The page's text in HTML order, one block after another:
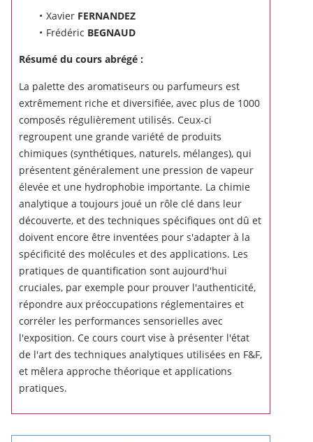
Xavier FERNANDEZ
Frédéric BEGNAUD
Résumé du cours abrégé :
La palette des aromatiseurs ou parfumeurs est
extrêmement riche et diversifiée, avec plus de 1000
composés régulièrement utilisés. Ceux-ci
regroupent une grande variété de produits
chimiques (synthétiques, naturels, mélanges), qui
présentent généralement une pression de vapeur
élevée et une hydrophobie importante. La chimie
analytique a toujours joué un rôle clé dans leur
découverte, et des techniques spécifiques ont dû et
doivent encore être inventées pour s'adapter à la
spécificité des molécules et des applications. Les
pratiques de quantification sont aujourd'hui
cruciales, par exemple pour prouver l'authenticité,
répondre aux préoccupations réglementaires et
corréler les performances sensorielles avec
l'exposition. Ce cours court vise à présenter l'état
de l'art des techniques analytiques utilisées en F&F,
et mêlera approche théorique et applications
pratiques.